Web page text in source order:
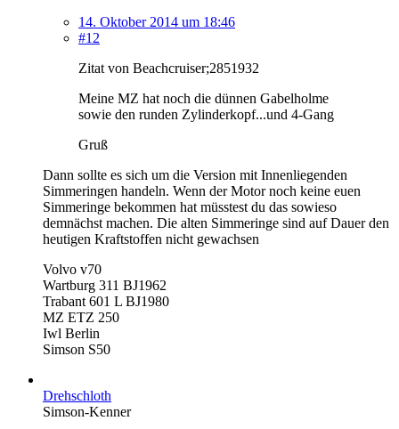
14. Oktober 2014 um 18:46
#12
Zitat von Beachcruiser;2851932
Meine MZ hat noch die dünnen Gabelholme
sowie den runden Zylinderkopf...und 4-Gang
Gruß
Dann sollte es sich um die Version mit Innenliegenden
Simmeringen handeln. Wenn der Motor noch keine euen
Simmeringe bekommen hat müsstest du das sowieso
demnächst machen. Die alten Simmeringe sind auf Dauer den
heutigen Kraftstoffen nicht gewachsen
Volvo v70
Wartburg 311 BJ1962
Trabant 601 L BJ1980
MZ ETZ 250
Iwl Berlin
Simson S50
Drehschloth
Simson-Kenner